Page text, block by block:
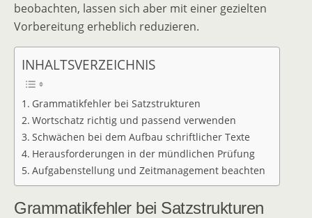
beobachten, lassen sich aber mit einer gezielten
Vorbereitung erheblich reduzieren.
INHALTSVERZEICHNIS
Grammatikfehler bei Satzstrukturen
Wortschatz richtig und passend verwenden
Schwächen bei dem Aufbau schriftlicher Texte
Herausforderungen in der mündlichen Prüfung
Aufgabenstellung und Zeitmanagement beachten
Grammatikfehler bei Satzstrukturen